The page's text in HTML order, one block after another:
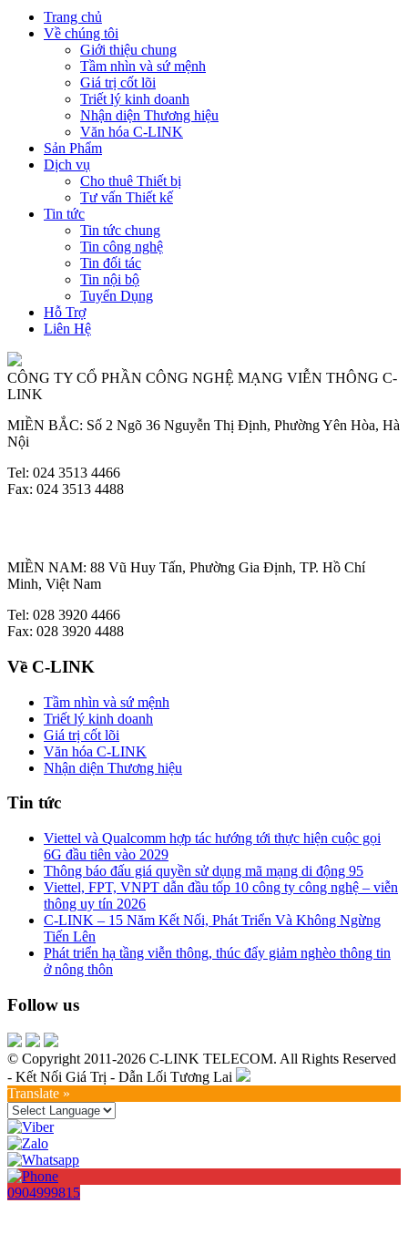
Trang chủ
Về chúng tôi
Giới thiệu chung
Tầm nhìn và sứ mệnh
Giá trị cốt lõi
Triết lý kinh doanh
Nhận diện Thương hiệu
Văn hóa C-LINK
Sản Phẩm
Dịch vụ
Cho thuê Thiết bị
Tư vấn Thiết kế
Tin tức
Tin tức chung
Tin công nghệ
Tin đối tác
Tin nội bộ
Tuyển Dụng
Hỗ Trợ
Liên Hệ
CÔNG TY CỔ PHẦN CÔNG NGHỆ MẠNG VIỄN THÔNG C-
LINK
MIỀN BẮC: Số 2 Ngõ 36 Nguyễn Thị Định, Phường Yên Hòa, Hà
Nội
Tel: 024 3513 4466
Fax: 024 3513 4488
MIỀN NAM: 88 Vũ Huy Tấn, Phường Gia Định, TP. Hồ Chí
Minh, Việt Nam
Tel: 028 3920 4466
Fax: 028 3920 4488
Về C-LINK
Tầm nhìn và sứ mệnh
Triết lý kinh doanh
Giá trị cốt lõi
Văn hóa C-LINK
Nhận diện Thương hiệu
Tin tức
Viettel và Qualcomm hợp tác hướng tới thực hiện cuộc gọi
6G đầu tiên vào 2029
Thông báo đấu giá quyền sử dụng mã mạng di động 95
Viettel, FPT, VNPT dẫn đầu tốp 10 công ty công nghệ – viễn
thông uy tín 2026
C-LINK – 15 Năm Kết Nối, Phát Triển Và Không Ngừng
Tiến Lên
Phát triển hạ tầng viễn thông, thúc đẩy giảm nghèo thông tin
ở nông thôn
Follow us
© Copyright 2011-2026 C-LINK TELECOM. All Rights Reserved
- Kết Nối Giá Trị - Dẫn Lối Tương Lai
Translate »
0904999815